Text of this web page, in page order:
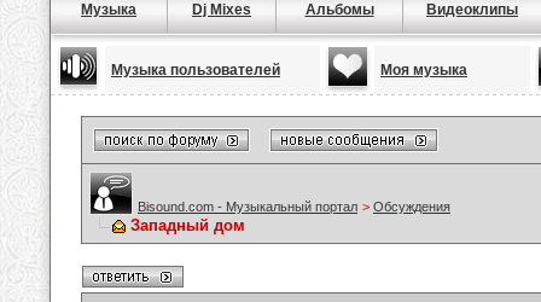
Музыка Dj Mixes Альбомы Видеоклипы
Музыка пользователей Моя музыка
Bisound.com - Музыкальный портал > Обсуждения
Западный дом